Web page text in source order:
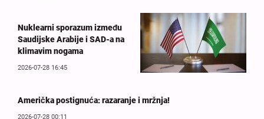
Nuklearni sporazum između
Saudijske Arabije i SAD-a na
klimavim nogama
2026-07-28 16:45
Američka postignuća: razaranje i mržnja!
2026-07-28 00:11